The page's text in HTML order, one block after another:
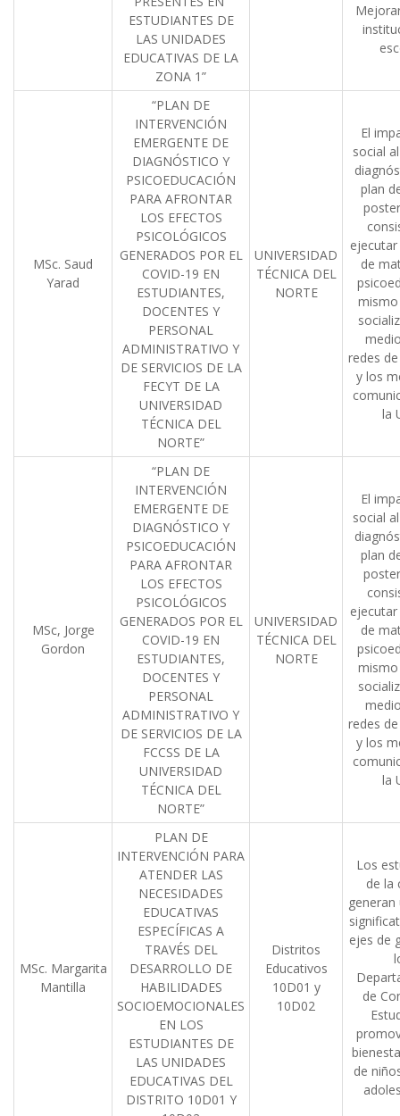
ESTUDIANTES DE
LAS UNIDADES
EDUCATIVAS DE LA
ZONA 1”
MSc. Saud
Yarad
“PLAN DE
INTERVENCIÓN
EMERGENTE DE
DIAGNÓSTICO Y
PSICOEDUCACIÓN
PARA AFRONTAR
LOS EFECTOS
PSICOLÓGICOS
GENERADOS POR EL
COVID-19 EN
ESTUDIANTES,
DOCENTES Y
PERSONAL
ADMINISTRATIVO Y
DE SERVICIOS DE LA
FECYT DE LA
UNIVERSIDAD
TÉCNICA DEL
NORTE”
UNIVERSIDAD
TÉCNICA DEL
NORTE
El
social
plan
de
redes
y los
la
MSc, Jorge
Gordon
“PLAN DE
INTERVENCIÓN
EMERGENTE DE
DIAGNÓSTICO Y
PSICOEDUCACIÓN
PARA AFRONTAR
LOS EFECTOS
PSICOLÓGICOS
GENERADOS POR EL
COVID-19 EN
ESTUDIANTES,
DOCENTES Y
PERSONAL
ADMINISTRATIVO Y
DE SERVICIOS DE LA
FCCSS DE LA
UNIVERSIDAD
TÉCNICA DEL
NORTE”
UNIVERSIDAD
TÉCNICA DEL
NORTE
El
social
plan
de
redes
y los
la
MSc. Margarita
Mantilla
PLAN DE
INTERVENCIÓN PARA
ATENDER LAS
NECESIDADES
EDUCATIVAS
ESPECÍFICAS A
TRAVÉS DEL
DESARROLLO DE
HABILIDADES
SOCIOEMOCIONALES
EN LOS
ESTUDIANTES DE
LAS UNIDADES
EDUCATIVAS DEL
DISTRITO 10D01 Y
Distritos
Educativos
10D01 y
10D02
Los
de la
ejes de
de
de